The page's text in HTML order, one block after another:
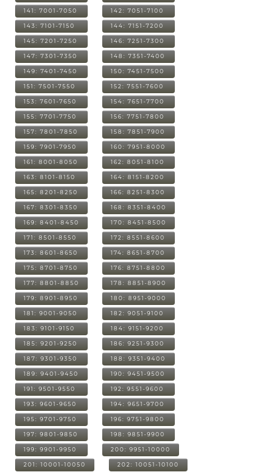
141: 7001-7050 142: 7051-7100
143: 7101-7150 144: 7151-7200
145: 7201-7250 146: 7251-7300
147: 7301-7350 148: 7351-7400
149: 7401-7450 150: 7451-7500
151: 7501-7550 152: 7551-7600
153: 7601-7650 154: 7651-7700
155: 7701-7750 156: 7751-7800
157: 7801-7850 158: 7851-7900
159: 7901-7950 160: 7951-8000
161: 8001-8050 162: 8051-8100
163: 8101-8150 164: 8151-8200
165: 8201-8250 166: 8251-8300
167: 8301-8350 168: 8351-8400
169: 8401-8450 170: 8451-8500
171: 8501-8550 172: 8551-8600
173: 8601-8650 174: 8651-8700
175: 8701-8750 176: 8751-8800
177: 8801-8850 178: 8851-8900
179: 8901-8950 180: 8951-9000
181: 9001-9050 182: 9051-9100
183: 9101-9150 184: 9151-9200
185: 9201-9250 186: 9251-9300
187: 9301-9350 188: 9351-9400
189: 9401-9450 190: 9451-9500
191: 9501-9550 192: 9551-9600
193: 9601-9650 194: 9651-9700
195: 9701-9750 196: 9751-9800
197: 9801-9850 198: 9851-9900
199: 9901-9950 200: 9951-10000
201: 10001-10050 202: 10051-10100